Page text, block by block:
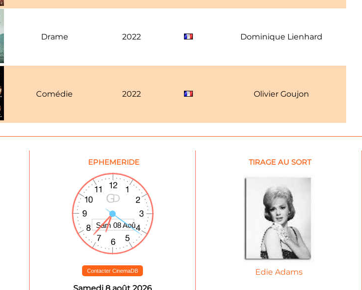
Drame 2022 Dominique Lienhard
Comédie 2022 Olivier Goujon
EPHEMERIDE
Contacter CinemaDB
TIRAGE AU SORT
Edie Adams